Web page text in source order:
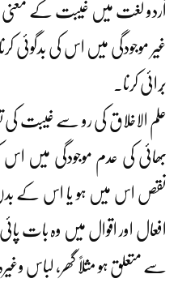
اُردو لغت میں غیبت کے معنی
غیر موجودگی میں اس کی بدگوئی
بُرائی کرنا۔
علم الاخلاق کی رو سے غیبت
بھائی کی عدم موجودگی میں اس
نقص اس میں ہو یا اس کے
افعال اور اقوال میں وہ بات
سے متعلق ہو مثلاً گھر، لباس